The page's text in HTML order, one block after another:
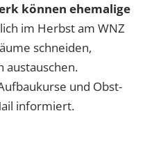
können ehemalige
im Herbst am WNZ
schneiden,
austauschen.
und Obst-
informiert.